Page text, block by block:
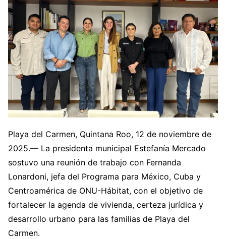
Playa del Carmen, Quintana Roo, 12 de noviembre de
2025.— La presidenta municipal Estefanía Mercado
sostuvo una reunión de trabajo con Fernanda
Lonardoni, jefa del Programa para México, Cuba y
Centroamérica de ONU-Hábitat, con el objetivo de
fortalecer la agenda de vivienda, certeza jurídica y
desarrollo urbano para las familias de Playa del
Carmen.